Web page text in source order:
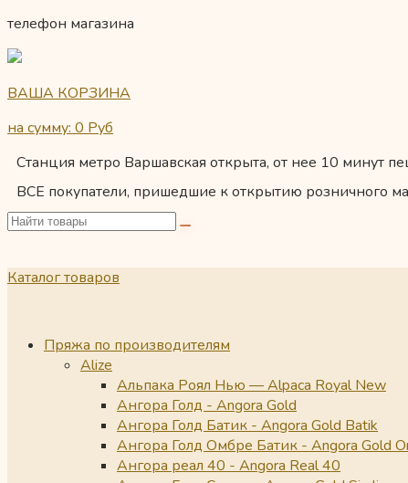
телефон магазина
ВАША КОРЗИНА
на сумму: 0 Руб
Станция метро Варшавская открыта, от нее 10 минут
ВСЕ покупатели, пришедшие к открытию розничного
Каталог товаров
Пряжа по производителям
Alize
Альпака Роял Нью — Alpaca Royal New
Ангора Голд - Angora Gold
Ангора Голд Батик - Angora Gold Batik
Ангора Голд Омбре Батик - Angora Gold
Ангора реал 40 - Angora Real 40